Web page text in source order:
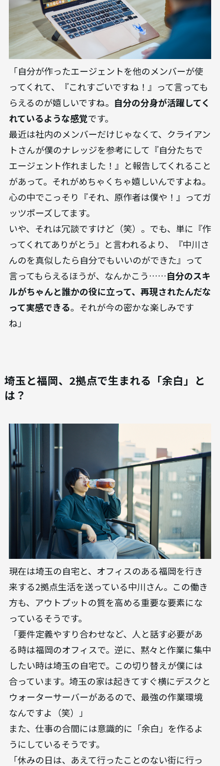
「自分が作ったエージェントを他のメンバーが使
ってくれて、『これすごいですね！』って言っても
らえるのが嬉しいですね。 自分の分身が活躍してく
れているような感覚です。
最近は社内のメンバーだけじゃなくて、クライアン
トさんが僕のナレッジを参考にして『自分たちで
エージェント作れました！』と報告してくれること
があって。それがめちゃくちゃ嬉しいんですよね。
心の中でこっそり『それ、原作者は僕や！』ってガ
ッツポーズしてます。
いや、それは冗談ですけど（笑）。でも、単に『作
ってくれてありがとう』と言われるより、『中川さ
んのを真似したら自分でもいいのができた』って
言ってもらえるほうが、なんかこう……自分のスキ
ルがちゃんと誰かの役に立って、再現されたんだな
って実感できる。それが今の密かな楽しみです
ね」
埼玉と福岡、2拠点で生まれる「余白」と
は？
現在は埼玉の自宅と、オフィスのある福岡を行き
来する2拠点生活を送っている中川さん。この働き
方も、アウトプットの質を高める重要な要素にな
っているそうです。
「要件定義やすり合わせなど、人と話す必要があ
る時は福岡のオフィスで。逆に、黙々と作業に集中
したい時は埼玉の自宅で。この切り替えが僕には
合っています。埼玉の家は起きてすぐ横にデスクと
ウォーターサーバーがあるので、最強の作業環境
なんですよ（笑）」
また、仕事の合間には意識的に「余白」を作るよ
うにしているそうです。
「休みの日は、あえて行ったことのない街に行っ